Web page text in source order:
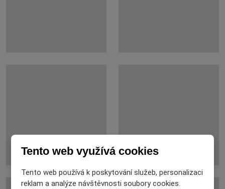
Tento web využívá cookies
Tento web používá k poskytování služeb, personalizaci
reklam a analýze návštěvnosti soubory cookies.